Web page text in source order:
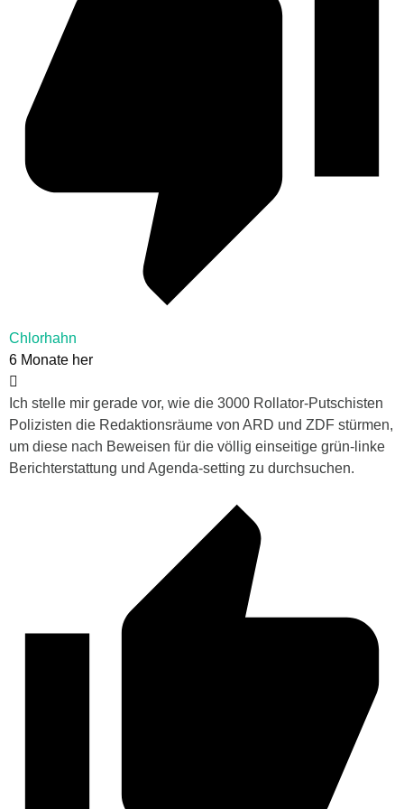
Chlorhahn
6 Monate her
Ich stelle mir gerade vor, wie die 3000 Rollator-Putschisten
Polizisten die Redaktionsräume von ARD und ZDF stürmen,
um diese nach Beweisen für die völlig einseitige grün-linke
Berichterstattung und Agenda-setting zu durchsuchen.